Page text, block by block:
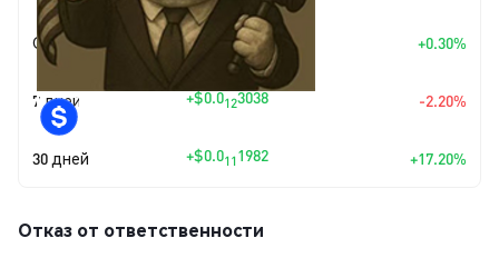
Сегодня +$0.0 134040 +0.30%
7 дней +$0.0123038 -2.20%
30 дней +$0.0111982 +17.20%
Отказ от ответственности